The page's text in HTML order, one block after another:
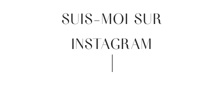
SUIS-MOI SUR
INSTAGRAM